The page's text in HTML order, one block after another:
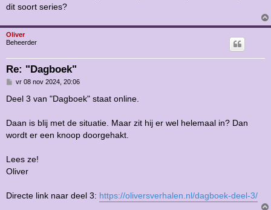
dit soort series?
Oliver
Beheerder
Re: "Dagboek"
B
r
h
t
vr 08 nov 2024, 20:06
Deel 3 van "Dagboek" staat online.
Daan is blij met de situatie. Maar zit hij er wel helemaal in? Dan
wordt er een knoop doorgehakt.
Lees ze!
Oliver
Directe link naar deel 3: https://oliversverhalen.nl/dagboek-deel-3/